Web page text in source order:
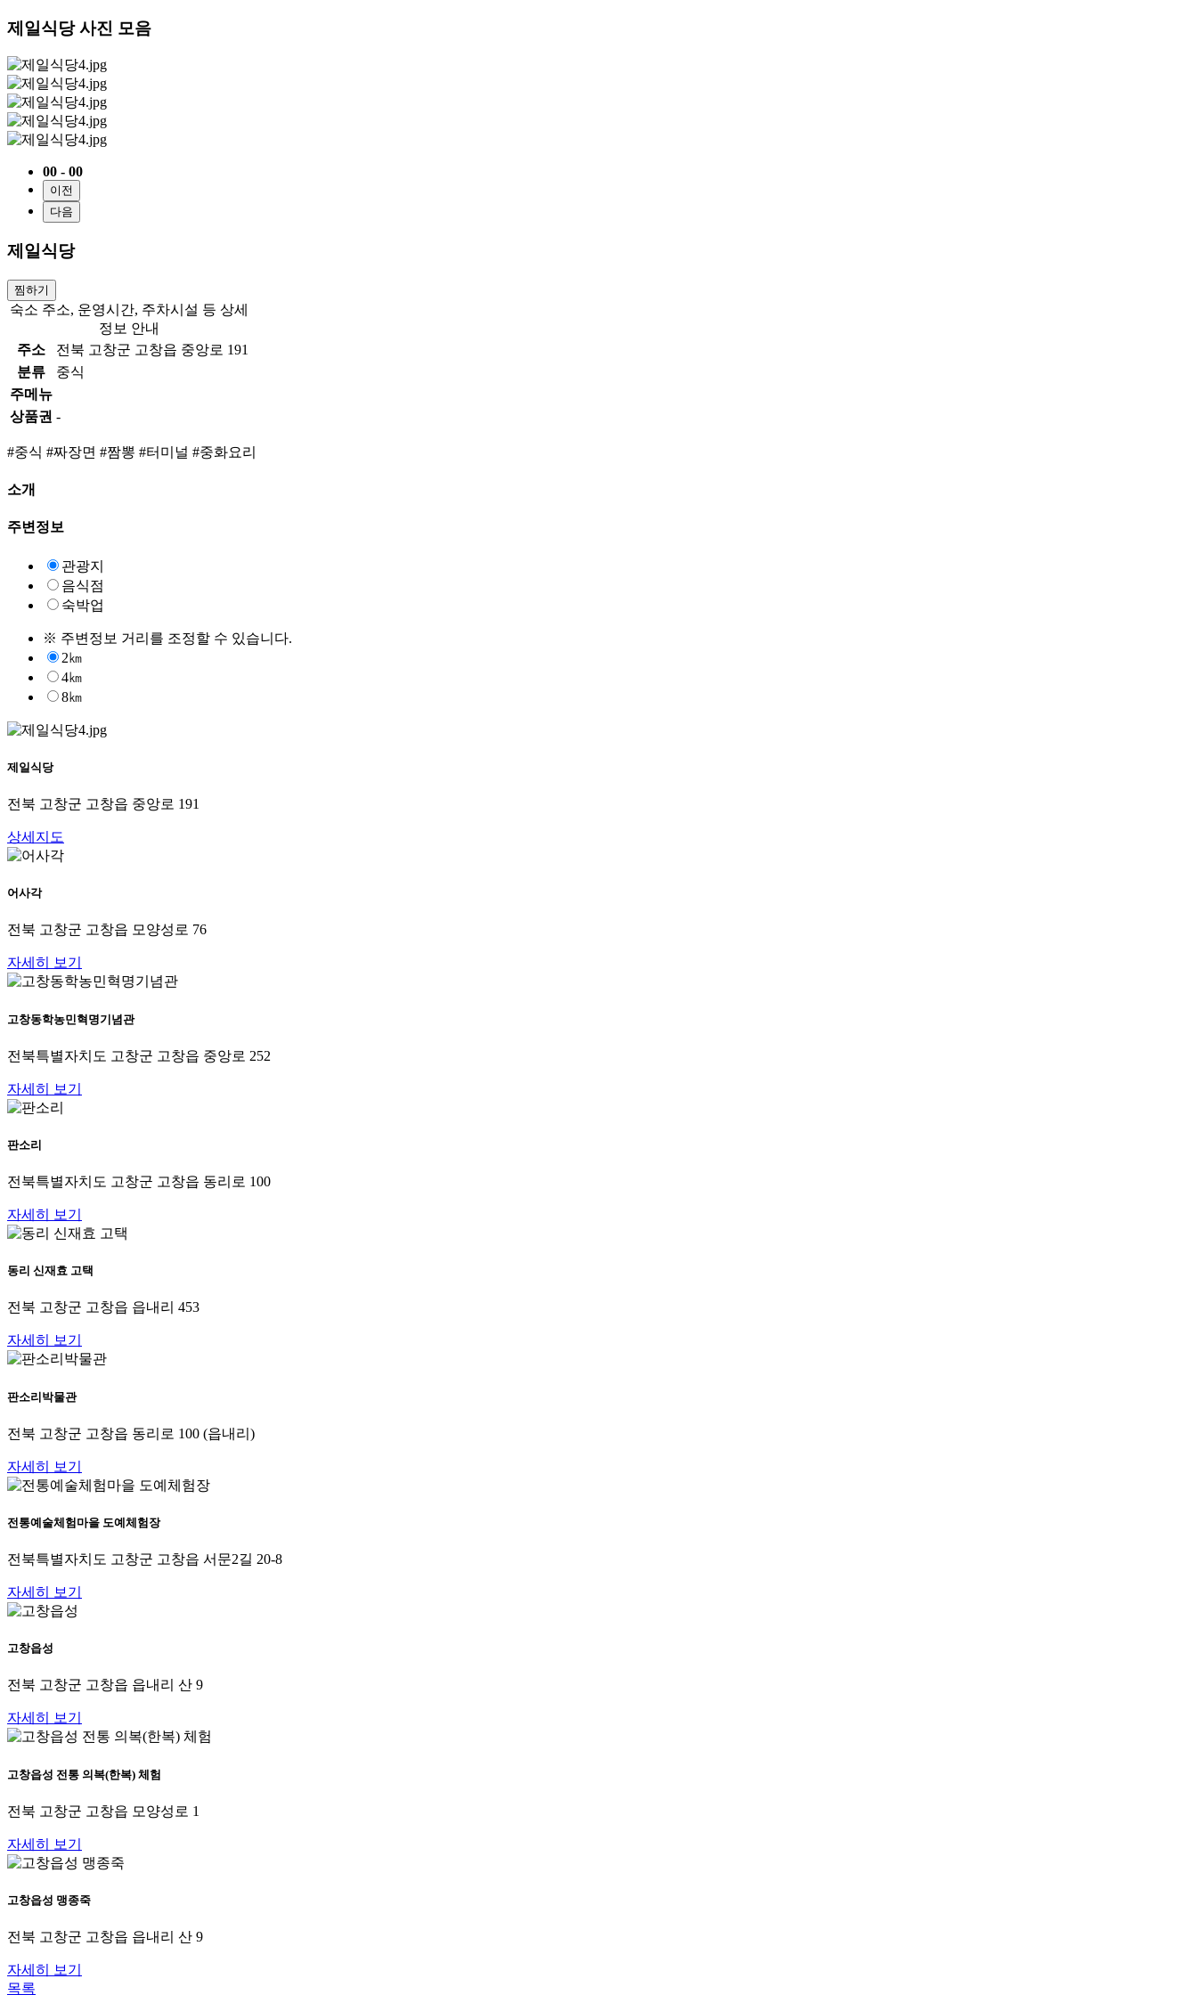
제일식당 사진 모음
00 - 00
이전
다음
제일식당
찜하기
숙소 주소, 운영시간, 주차시설 등 상세
정보 안내
주소
전북 고창군 고창읍 중앙로 191
분류
중식
주메뉴
상품권 -
#중식 #짜장면 #짬뽕 #터미널 #중화요리
소개
주변정보
관광지
음식점
숙박업
※ 주변정보 거리를 조정할 수 있습니다.
2㎞
4㎞
8㎞
제일식당
전북 고창군 고창읍 중앙로 191
상세지도
어사각
전북 고창군 고창읍 모양성로 76
자세히 보기
고창동학농민혁명기념관
전북특별자치도 고창군 고창읍 중앙로 252
자세히 보기
판소리
전북특별자치도 고창군 고창읍 동리로 100
자세히 보기
동리 신재효 고택
전북 고창군 고창읍 읍내리 453
자세히 보기
판소리박물관
전북 고창군 고창읍 동리로 100 (읍내리)
자세히 보기
전통예술체험마을 도예체험장
전북특별자치도 고창군 고창읍 서문2길 20-8
자세히 보기
고창읍성
전북 고창군 고창읍 읍내리 산 9
자세히 보기
고창읍성 전통 의복(한복) 체험
전북 고창군 고창읍 모양성로 1
자세히 보기
고창읍성 맹종죽
전북 고창군 고창읍 읍내리 산 9
자세히 보기
목록